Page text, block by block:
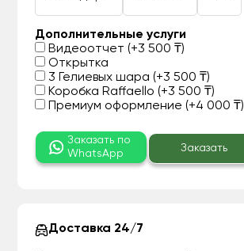
Дополнительные услуги
Видеоотчет (+3 500 ₸)
Открытка
3 Гелиевых шара (+3 500 ₸)
Коробка Raffaello (+3 500 ₸)
Премиум оформление (+4 000 ₸)
Заказать по
WhatsApp
Заказать
Доставка 24/7